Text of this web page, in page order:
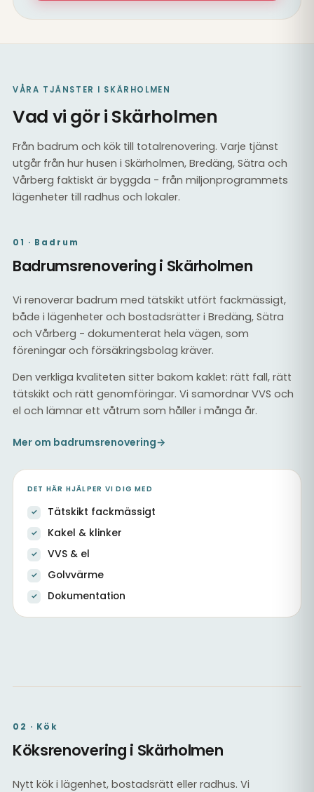
VÅRA TJÄNSTER I SKÄRHOLMEN
Vad vi gör i Skärholmen
Från badrum och kök till totalrenovering. Varje tjänst
utgår från hur husen i Skärholmen, Bredäng, Sätra och
Vårberg faktiskt är byggda - från miljonprogrammets
lägenheter till radhus och lokaler.
01 · Badrum
Badrumsrenovering i Skärholmen
Vi renoverar badrum med tätskikt utfört fackmässigt,
både i lägenheter och bostadsrätter i Bredäng, Sätra
och Vårberg - dokumenterat hela vägen, som
föreningar och försäkringsbolag kräver.
Den verkliga kvaliteten sitter bakom kaklet: rätt fall, rätt
tätskikt och rätt genomföringar. Vi samordnar VVS och
el och lämnar ett våtrum som håller i många år.
Mer om badrumsrenovering→
DET HÄR HJÄLPER VI DIG MED
Tätskikt fackmässigt
Kakel & klinker
VVS & el
Golvvärme
Dokumentation
Helkaklat badrum med nytt tätskikt
02 · Kök
Köksrenovering i Skärholmen
Nytt kök i lägenhet, bostadsrätt eller radhus. Vi